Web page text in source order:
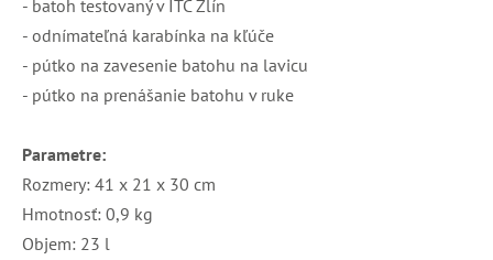
- batoh testovaný v ITC Zlín
- odnímateľná karabínka na kľúče
- pútko na zavesenie batohu na lavicu
- pútko na prenášanie batohu v ruke
Parametre:
Rozmery: 41 x 21 x 30 cm
Hmotnosť: 0,9 kg
Objem: 23 l